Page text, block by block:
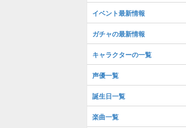
イベント最新情報
ガチャの最新情報
キャラクターの一覧
声優一覧
誕生日一覧
楽曲一覧